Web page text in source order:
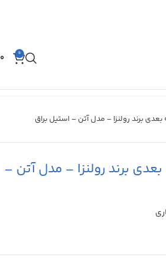
0 ۰
برند رولنزا – مدل آتن – استیل براق
برند رولنزا – مدل آتن –